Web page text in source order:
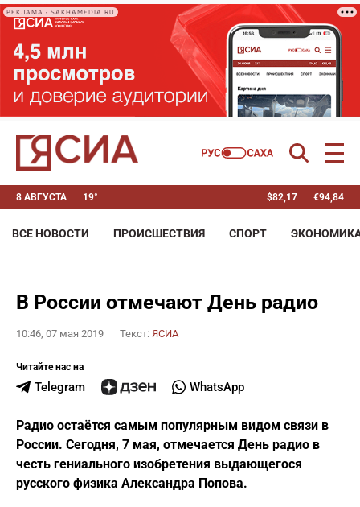
РЕКЛАМА • SAKHAMEDIA.RU
8 АВГУСТА 19° $82,17 €94,84
ВСЕ НОВОСТИ ПРОИСШЕСТВИЯ СПОРТ
В России отмечают День радио
10:46, 07 мая 2019 Текст: ЯСИА
Читайте нас на
Telegram WhatsApp
Радио остаётся самым популярным видом связи в
России. Сегодня, 7 мая, отмечается День радио в
честь гениального изобретения выдающегося
русского физика Александра Попова.